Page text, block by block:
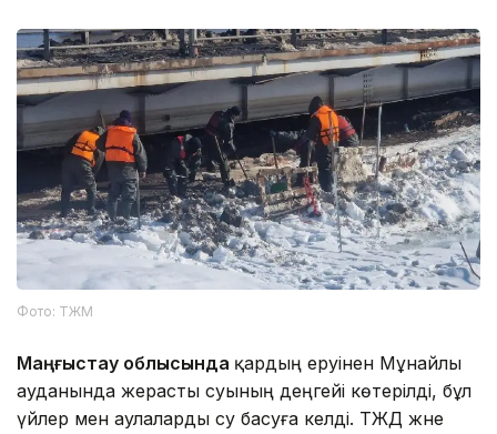
Фото: ТЖМ
Маңғыстау облысында қардың еруінен Мұнайлы
ауданында жерасты суының деңгейі көтерілді, бұл
үйлер мен аулаларды су басуға әкелді. ТЖД және